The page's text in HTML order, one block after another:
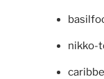
nikko-